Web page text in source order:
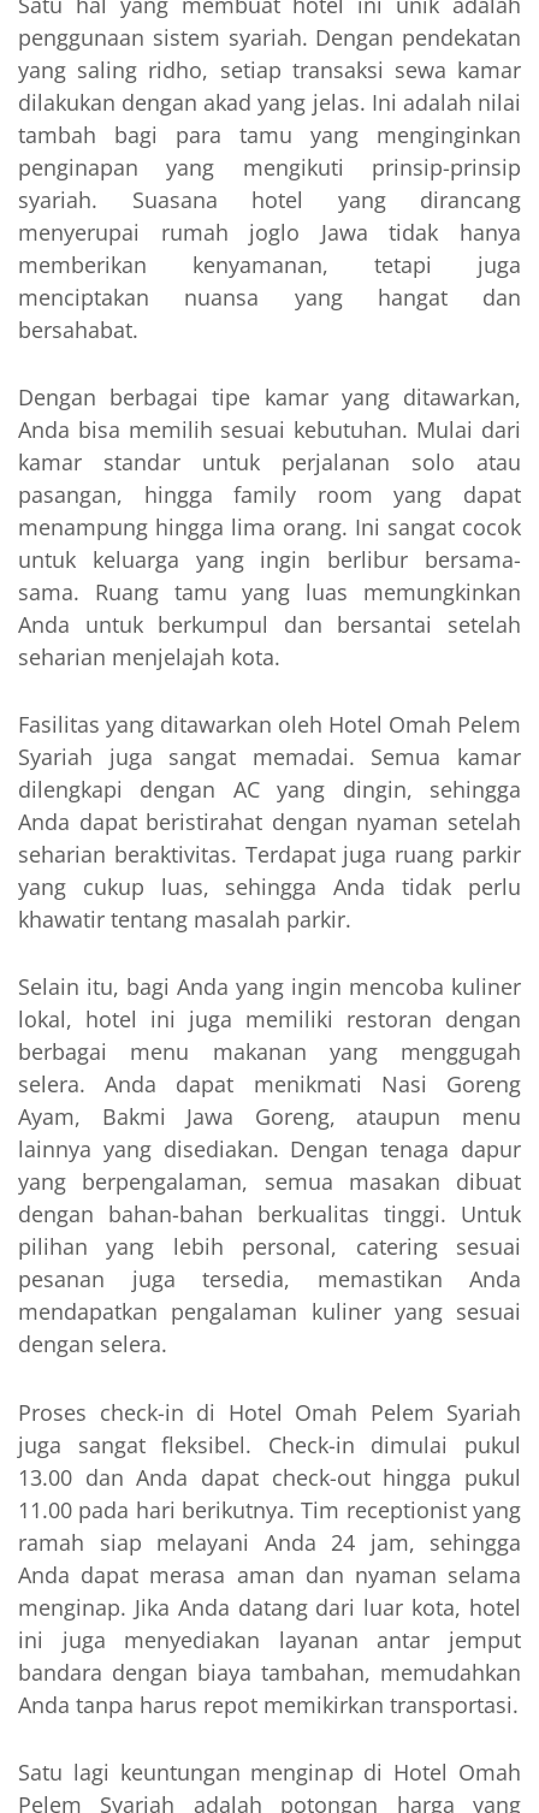
penggunaan sistem syariah. Dengan pendekatan
yang saling ridho, setiap transaksi sewa kamar
dilakukan dengan akad yang jelas. Ini adalah nilai
tambah bagi para tamu yang menginginkan
penginapan yang mengikuti prinsip-prinsip
syariah. Suasana hotel yang dirancang
menyerupai rumah joglo Jawa tidak hanya
memberikan kenyamanan, tetapi juga
menciptakan nuansa yang hangat dan
bersahabat.
Dengan berbagai tipe kamar yang ditawarkan,
Anda bisa memilih sesuai kebutuhan. Mulai dari
kamar standar untuk perjalanan solo atau
pasangan, hingga family room yang dapat
menampung hingga lima orang. Ini sangat cocok
untuk keluarga yang ingin berlibur bersama-
sama. Ruang tamu yang luas memungkinkan
Anda untuk berkumpul dan bersantai setelah
seharian menjelajah kota.
Fasilitas yang ditawarkan oleh Hotel Omah Pelem
Syariah juga sangat memadai. Semua kamar
dilengkapi dengan AC yang dingin, sehingga
Anda dapat beristirahat dengan nyaman setelah
seharian beraktivitas. Terdapat juga ruang parkir
yang cukup luas, sehingga Anda tidak perlu
khawatir tentang masalah parkir.
Selain itu, bagi Anda yang ingin mencoba kuliner
lokal, hotel ini juga memiliki restoran dengan
berbagai menu makanan yang menggugah
selera. Anda dapat menikmati Nasi Goreng
Ayam, Bakmi Jawa Goreng, ataupun menu
lainnya yang disediakan. Dengan tenaga dapur
yang berpengalaman, semua masakan dibuat
dengan bahan-bahan berkualitas tinggi. Untuk
pilihan yang lebih personal, catering sesuai
pesanan juga tersedia, memastikan Anda
mendapatkan pengalaman kuliner yang sesuai
dengan selera.
Proses check-in di Hotel Omah Pelem Syariah
juga sangat fleksibel. Check-in dimulai pukul
13.00 dan Anda dapat check-out hingga pukul
11.00 pada hari berikutnya. Tim receptionist yang
ramah siap melayani Anda 24 jam, sehingga
Anda dapat merasa aman dan nyaman selama
menginap. Jika Anda datang dari luar kota, hotel
ini juga menyediakan layanan antar jemput
bandara dengan biaya tambahan, memudahkan
Anda tanpa harus repot memikirkan transportasi.
Satu lagi keuntungan menginap di Hotel Omah
Pelem Syariah adalah potongan harga yang